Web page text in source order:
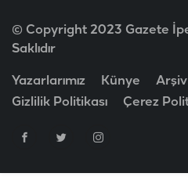
© Copyright 2023 Gazete
Saklıdır
Yazarlarımız Künye Arşiv
Gizlilik Politikası
Çerez